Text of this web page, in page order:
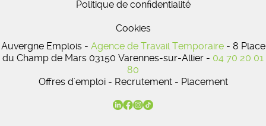
Politique de confidentialité
Cookies
Auvergne Emplois - Agence de Travail Temporaire- 8 Place
du Champ de Mars 03150 Varennes-sur-Allier - 04 70 20 01
80
Offres d'emploi - Recrutement - Placement